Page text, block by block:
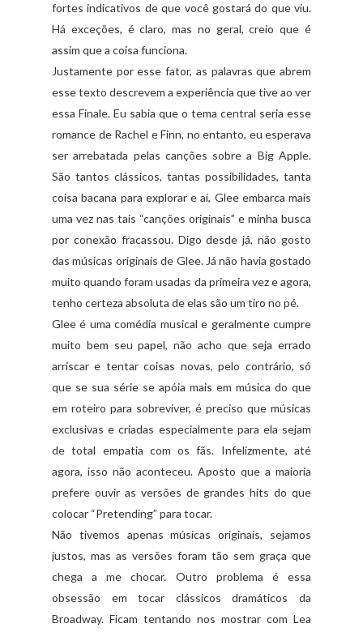
fortes indicativos de que você gostará do que viu.
Há exceções, é claro, mas no geral, creio que é
assim que a coisa funciona.
Justamente por esse fator, as palavras que abrem
esse texto descrevem a experiência que tive ao ver
essa Finale. Eu sabia que o tema central seria esse
romance de Rachel e Finn, no entanto, eu esperava
ser arrebatada pelas canções sobre a Big Apple.
São tantos clássicos, tantas possibilidades, tanta
coisa bacana para explorar e aí, Glee embarca mais
uma vez nas tais “canções originais” e minha busca
por conexão fracassou. Digo desde já, não gosto
das músicas originais de Glee. Já não havia gostado
muito quando foram usadas da primeira vez e agora,
tenho certeza absoluta de elas são um tiro no pé.
Glee é uma comédia musical e geralmente cumpre
muito bem seu papel, não acho que seja errado
arriscar e tentar coisas novas, pelo contrário, só
que se sua série se apóia mais em música do que
em roteiro para sobreviver, é preciso que músicas
exclusivas e criadas especialmente para ela sejam
de total empatia com os fãs. Infelizmente, até
agora, isso não aconteceu. Aposto que a maioria
prefere ouvir as versões de grandes hits do que
colocar “Pretending” para tocar.
Não tivemos apenas músicas originais, sejamos
justos, mas as versões foram tão sem graça que
chega a me chocar. Outro problema é essa
obsessão em tocar clássicos dramáticos da
Broadway. Ficam tentando nos mostrar com Lea